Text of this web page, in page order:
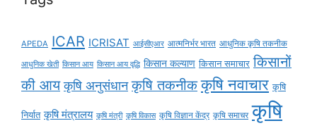
APEDA ICAR ICRISAT आईसीएआर आत्मनिर्भर भारत आधुनिक कृषि तकनीक
आधुनिक खेती किसान आय किसान आय वृद्धि किसान कल्याण किसान समाचार किसानों
की आय कृषि अनुसंधान कृषि तकनीक कृषि नवाचार कृषि
निर्यात कृषि मंत्रालय कृषि मंत्री कृषि विकास कृषि विज्ञान केंद्र कृषि समाचर कृषि